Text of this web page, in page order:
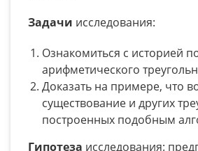
Задачи исследования:
Ознакомиться с историей
арифметического
Доказать на примере, что
существование и других
построенных подобным
Гипотеза исследования: